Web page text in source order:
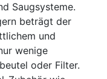
Saugsysteme.
beträgt der
und
wenige
oder Filter.